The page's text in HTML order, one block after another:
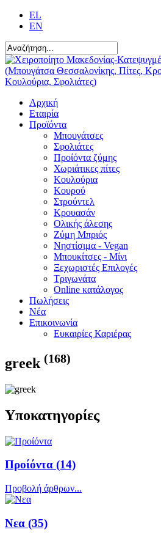
EL
EN
Αρχική
Εταιρία
Προϊόντα
Μπουγάτσες
Σφολιάτες
Προίόντα ζύμης
Χωριάτικες πίτες
Κουλούρια
Κουρού
Στρούντελ
Κρουασάν
Ολικής άλεσης
Ζύμη Μπριός
Νηστίσιμα - Vegan
Μπουκίτσες - Μίνι
Ξεχωριστές Επιλογές
Τριγωνάτα
Online κατάλογος
Πωλήσεις
Νέα
Επικοινωνία
Ευκαιρίες Καριέρας
greek (168)
Υποκατηγορίες
Προίόντα (14)
Προβολή άρθρων...
Νεα (35)